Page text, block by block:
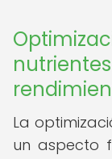
La
un aspecto